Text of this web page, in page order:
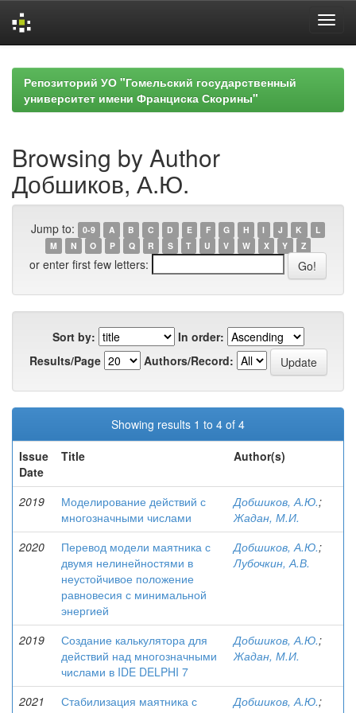
navigationРепозиторий УО "Гомельский государственный
университет имени Франциска Скорины"
Browsing by Author
Добшиков, А.Ю.
Jump to: 0-9 A B C D E F G H I J K
L
M
N O P Q R S T U V W X Y Z
or enter first few letters:
Sort by:
In order:
Results/Page
Authors/Record:
Showing results 1 to 4 of 4
Issue
Date
Title Author(s)
2019
Моделирование действий с
многозначными числами
Добшиков, А.Ю.;
Жадан, М.И.
2020
Перевод модели маятника с
двумя нелинейностями в
неустойчивое положение
равновесия с минимальной
энергией
Добшиков, А.Ю.;
Лубочкин, А.В.
2019
Создание калькулятора для
действий над многозначными
числами в IDE DELPHI 7
Добшиков, А.Ю.;
Жадан, М.И.
2021
Стабилизация маятника с
Добшиков, А.Ю.;